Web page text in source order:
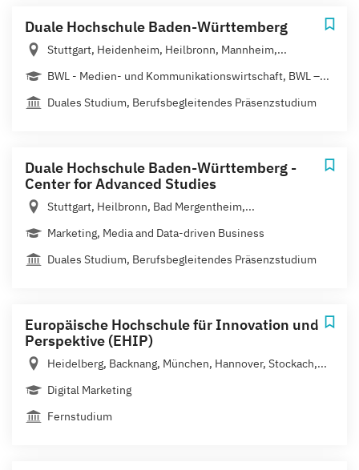
Duale Hochschule Baden-Württemberg
Stuttgart, Heidenheim, Heilbronn, Mannheim,...
BWL - Medien- und Kommunikationswirtschaft, BWL –...
Duales Studium, Berufsbegleitendes Präsenzstudium
Duale Hochschule Baden-Württemberg -
Center for Advanced Studies
Stuttgart, Heilbronn, Bad Mergentheim,...
Marketing, Media and Data-driven Business
Duales Studium, Berufsbegleitendes Präsenzstudium
Europäische Hochschule für Innovation und
Perspektive (EHIP)
Heidelberg, Backnang, München, Hannover, Stockach,...
Digital Marketing
Fernstudium